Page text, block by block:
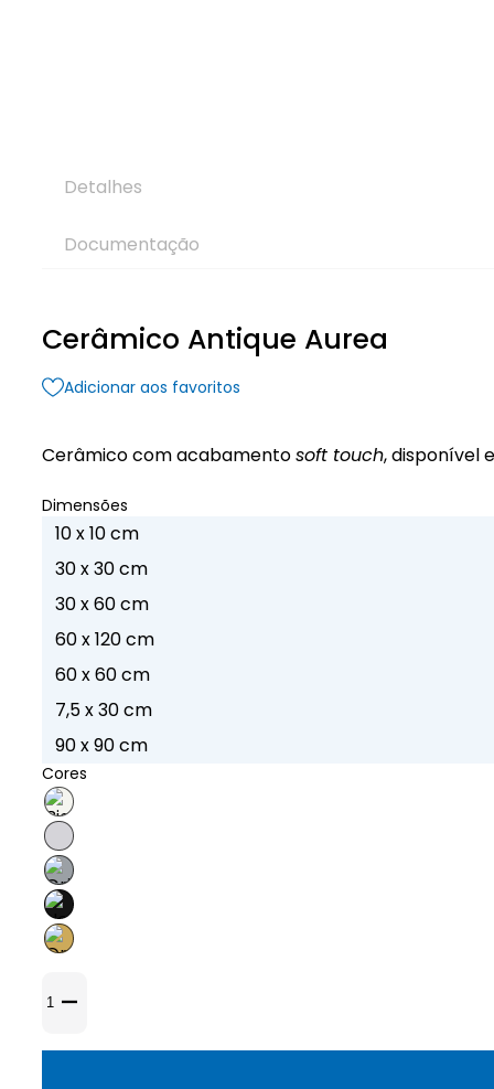
Detalhes
Documentação
Cerâmico Antique Aurea
Adicionar aos favoritos
Cerâmico com acabamentosoft touch, disponível
Dimensões
10 x 10 cm
30 x 30 cm
30 x 60 cm
60 x 120 cm
60 x 60 cm
7,5 x 30 cm
90 x 90 cm
Cores
de